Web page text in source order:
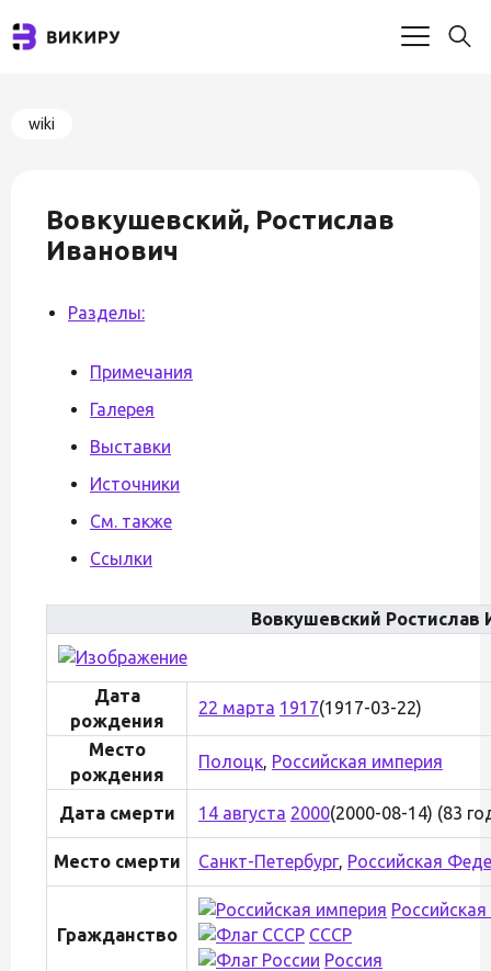
wiki
Вовкушевский, Ростислав
Иванович
Разделы:
Примечания
Галерея
Выставки
Источники
См. также
Ссылки
Вовкушевский Ростислав
Дата
рождения
22 марта 1917(1917-03-22)
Место
рождения
Полоцк, Российская империя
Дата смерти 14 августа 2000(2000-08-14) (83
Место смерти Санкт-Петербург, Российская
Гражданство
СССР
Россия